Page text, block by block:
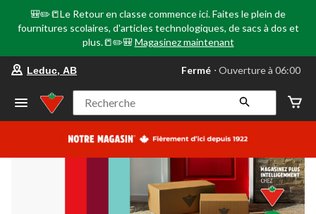
🎒✏️📒Le Retour en classe commence ici. Faites le plein de
fournitures scolaires, d'articles technologiques, de sacs à dos et
plus.📒✏️🎒 Magasinez maintenant
votre
préféré
Leduc,
AB,
courament
Ouverture
à
06:00
cliquer
Leduc, AB Fermé ⋅ Ouverture à 06:00
Recherche